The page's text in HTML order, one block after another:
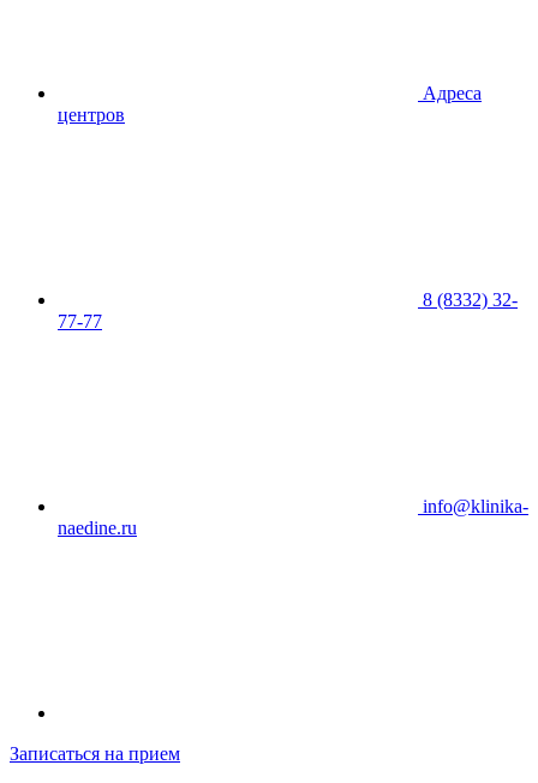
Адреса
центров
8 (8332) 32-
77-77
info@klinika-
naedine.ru
Записаться на прием